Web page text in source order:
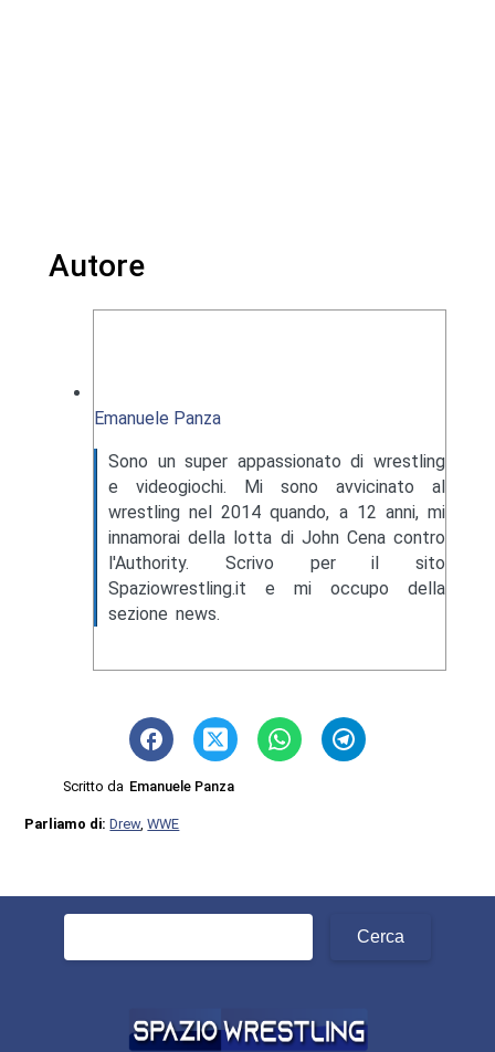
Autore
Emanuele Panza
Sono un super appassionato di wrestling
e videogiochi. Mi sono avvicinato al
wrestling nel 2014 quando, a 12 anni, mi
innamorai della lotta di John Cena contro
l'Authority. Scrivo per il sito
Spaziowrestling.it e mi occupo della
sezione news.
Scritto da Emanuele Panza
Parliamo di:Drew,WWE